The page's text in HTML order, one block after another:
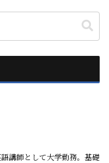
講師として大学勤務。基礎